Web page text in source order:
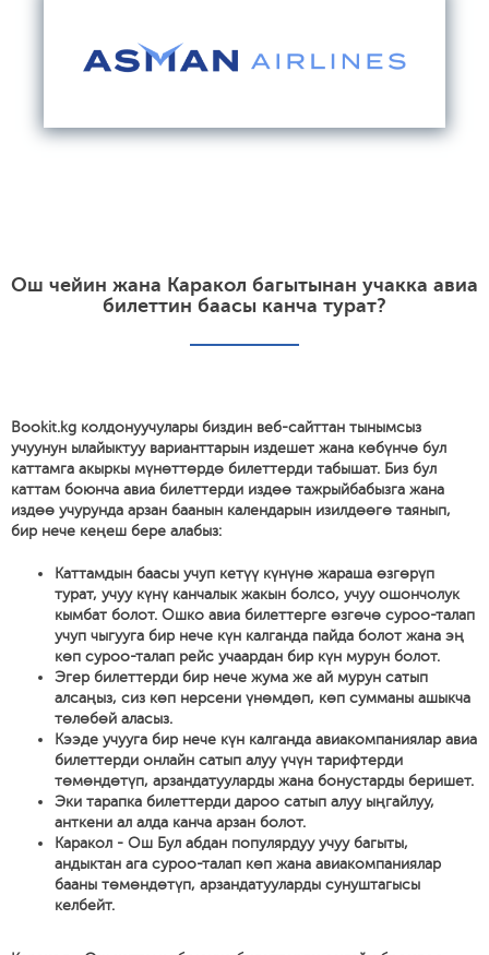
Ош чейин жана Каракол багытынан учакка авиа
билеттин баасы канча турат?
Bookit.kg колдонуучулары биздин веб-сайттан тынымсыз
учуунун ылайыктуу варианттарын издешет жана көбүнчө бул
каттамга акыркы мүнөттөрдө билеттерди табышат. Биз бул
каттам боюнча авиа билеттерди издөө тажрыйбабызга жана
издөө учурунда арзан баанын календарын изилдөөгө таянып,
бир нече кеңеш бере алабыз:
Каттамдын баасы учуп кетүү күнүнө жараша өзгөрүп
турат, учуу күнү канчалык жакын болсо, учуу ошончолук
кымбат болот. Ошко авиа билеттерге өзгөчө суроо-талап
учуп чыгууга бир нече күн калганда пайда болот жана эң
көп суроо-талап рейс учаардан бир күн мурун болот.
Эгер билеттерди бир нече жума же ай мурун сатып
алсаңыз, сиз көп нерсени үнөмдөп, көп сумманы ашыкча
төлөбөй аласыз.
Кээде учууга бир нече күн калганда авиакомпаниялар авиа
билеттерди онлайн сатып алуу үчүн тарифтерди
төмөндөтүп, арзандатууларды жана бонустарды беришет.
Эки тарапка билеттерди дароо сатып алуу ыңгайлуу,
анткени ал алда канча арзан болот.
Каракол - Ош Бул абдан популярдуу учуу багыты,
андыктан ага суроо-талап көп жана авиакомпаниялар
бааны төмөндөтүп, арзандатууларды сунуштагысы
келбейт.